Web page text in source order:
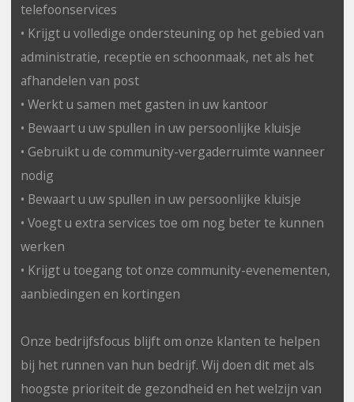
telefoonservices
• Krijgt u volledige ondersteuning op het gebied van
administratie, receptie en schoonmaak, net als het
afhandelen van post
• Werkt u samen met gasten in uw kantoor
• Bewaart u uw spullen in uw persoonlijke kluisje
• Gebruikt u de community-vergaderruimte wanneer
nodig
• Bewaart u uw spullen in uw persoonlijke kluisje
• Voegt u extra services toe om nog beter te kunnen
werken
• Krijgt u toegang tot onze community-evenementen,
aanbiedingen en kortingen
Onze bedrijfsfocus blijft om onze klanten te helpen
bij het runnen van hun bedrijf. Wij doen dit met als
hoogste prioriteit de gezondheid en het welzijn van